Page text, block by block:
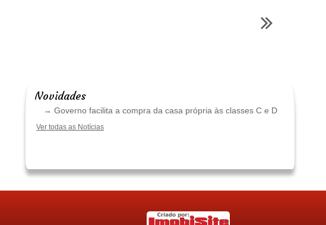
Novidades
→ Governo facilita a compra da casa própria às classes C e D
Ver todas as Notícias